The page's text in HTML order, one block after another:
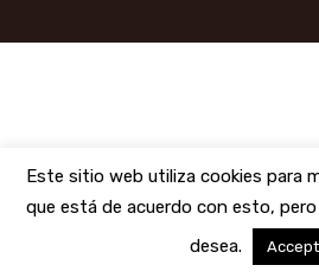
Este sitio web utiliza cookies para
que está de acuerdo con esto,
desea.
Accept